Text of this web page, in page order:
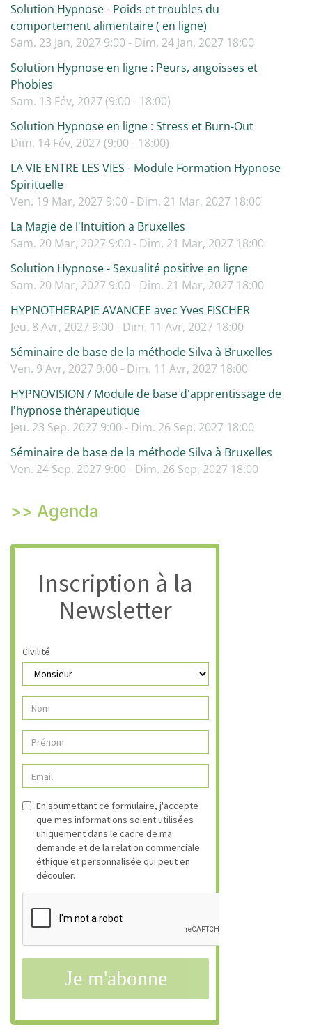
Solution Hypnose - Poids et troubles du
comportement alimentaire ( en ligne)
Sam. 23 Jan, 2027 9:00 - Dim. 24 Jan, 2027 18:00
Solution Hypnose en ligne : Peurs, angoisses et
Phobies
Sam. 13 Fév, 2027 (9:00 - 18:00)
Solution Hypnose en ligne : Stress et Burn-Out
Dim. 14 Fév, 2027 (9:00 - 18:00)
LA VIE ENTRE LES VIES - Module Formation Hypnose
Spirituelle
Ven. 19 Mar, 2027 9:00 - Dim. 21 Mar, 2027 18:00
La Magie de l'Intuition a Bruxelles
Sam. 20 Mar, 2027 9:00 - Dim. 21 Mar, 2027 18:00
Solution Hypnose - Sexualité positive en ligne
Sam. 20 Mar, 2027 9:00 - Dim. 21 Mar, 2027 18:00
HYPNOTHERAPIE AVANCEE avec Yves FISCHER
Jeu. 8 Avr, 2027 9:00 - Dim. 11 Avr, 2027 18:00
Séminaire de base de la méthode Silva à Bruxelles
Ven. 9 Avr, 2027 9:00 - Dim. 11 Avr, 2027 18:00
HYPNOVISION / Module de base d'apprentissage de
l'hypnose thérapeutique
Jeu. 23 Sep, 2027 9:00 - Dim. 26 Sep, 2027 18:00
Séminaire de base de la méthode Silva à Bruxelles
Ven. 24 Sep, 2027 9:00 - Dim. 26 Sep, 2027 18:00
>> Agenda